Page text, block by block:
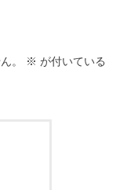
。 ※ が付いている